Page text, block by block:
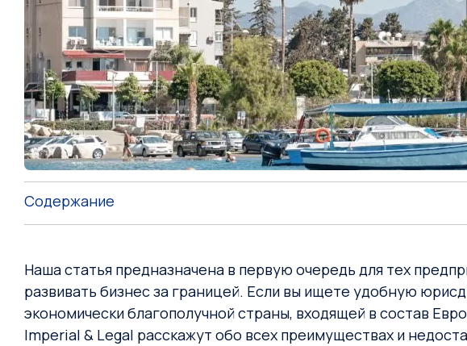
Содержание
Наша статья предназначена в первую очередь для тех
развивать бизнес за границей. Если вы ищете удобную
экономически благополучной страны, входящей в состав
Imperial & Legal расскажут обо всех преимуществах и